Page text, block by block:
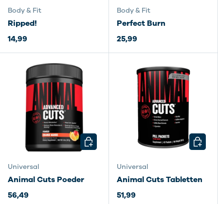
Body & Fit
Ripped!
14,99
Body & Fit
Perfect Burn
25,99
Universal
Animal Cuts Poeder
56,49
KIES MOGELIJKHEDEN
Universal
Animal Cuts Tabletten
51,99
KIES